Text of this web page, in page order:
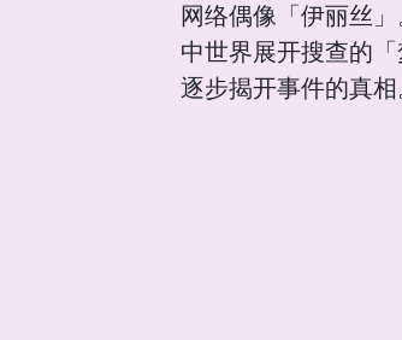
网络偶像「伊丽丝
中世界展开搜查的
逐步揭开事件的真相